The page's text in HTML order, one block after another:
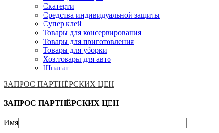
Скатерти
Средства индивидуальной защиты
Супер клей
Товары для консервирования
Товары для приготовления
Товары для уборки
Хоз.товары для авто
Шпагат
ЗАПРОС ПАРТНЁРСКИХ ЦЕН
ЗАПРОС ПАРТНЁРСКИХ ЦЕН
Имя